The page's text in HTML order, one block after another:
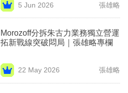
5 Jun 2026 張雄略
Morozoff分拆朱古力業務獨立營運
拓新戰線突破悶局｜張雄略專欄
22 May 2026 張雄略